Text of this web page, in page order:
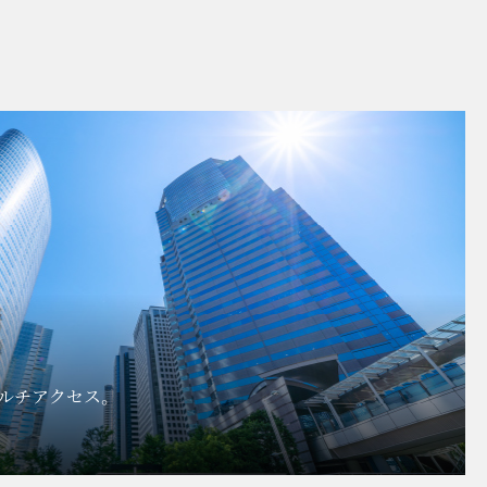
チアクセス。